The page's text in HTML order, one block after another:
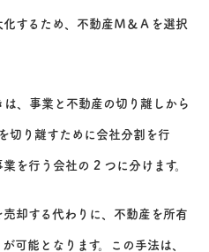
するため、不動産Ｍ＆Ａを選択
、事業と不動産の切り離しから
切り離すために会社分割を行
を行う会社の 2 つに分けます。
却する代わりに、不動産を所有
可能となります。この手法は、